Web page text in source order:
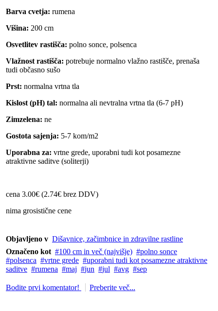
Barva cvetja: rumena
Višina: 200 cm
Osvetlitev rastišča: polno sonce, polsenca
Vlažnost rastišča: potrebuje normalno vlažno rastišče, prenaša
tudi občasno sušo
Prst: normalna vrtna tla
Kislost (pH) tal: normalna ali nevtralna vrtna tla (6-7 pH)
Zimzelena: ne
Gostota sajenja: 5-7 kom/m2
Uporabna za: vrtne grede, uporabni tudi kot posamezne
atraktivne saditve (soliterji)
cena 3.00€ (2.74€ brez DDV)
nima grosistične cene
Objavljeno v Dišavnice, začimbnice in zdravilne rastline
Označeno kot
100 cm in več (najvišje)
polno sonce
polsenca
vrtne grede
uporabni tudi kot posamezne atraktivne
saditve
rumena maj jun jul avg sep
Bodite prvi komentator! Preberite več...